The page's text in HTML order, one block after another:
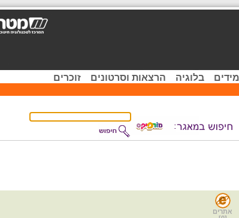
בלוגיה הרצאות וסרטונים זוכרים
אתרים